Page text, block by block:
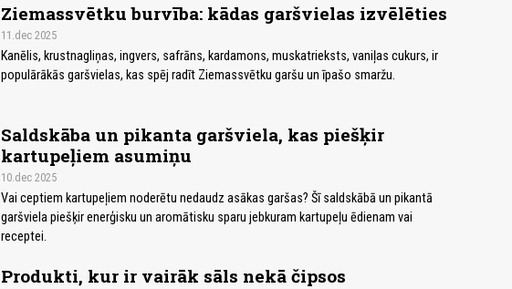
Ziemassvētku burvība: kādas garšvielas izvēlēties
11.dec 2025
Kanēlis, krustnagliņas, ingvers, safrāns, kardamons, muskatrieksts, vaniļas cukurs, ir
populārākās garšvielas, kas spēj radīt Ziemassvētku garšu un īpašo smaržu.
Saldskāba un pikanta garšviela, kas piešķir
kartupeļiem asumiņu
10.dec 2025
Vai ceptiem kartupeļiem noderētu nedaudz asākas garšas? Šī saldskābā un pikantā
garšviela piešķir enerģisku un aromātisku sparu jebkuram kartupeļu ēdienam vai
receptei.
Produkti, kur ir vairāk sāls nekā čipsos